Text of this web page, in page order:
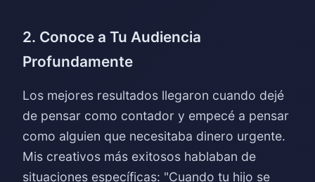
2. Conoce a Tu Audiencia
Profundamente
Los mejores resultados llegaron cuando dejé
de pensar como contador y empecé a pensar
como alguien que necesitaba dinero urgente.
Mis creativos más exitosos hablaban de
situaciones específicas: "Cuando tu hijo se